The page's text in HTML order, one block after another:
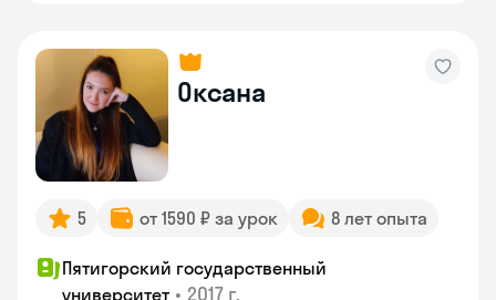
Оксана
5 от 1590 ₽ за урок 8 лет опыта
Пятигорский государственный
университет • 2017 г.